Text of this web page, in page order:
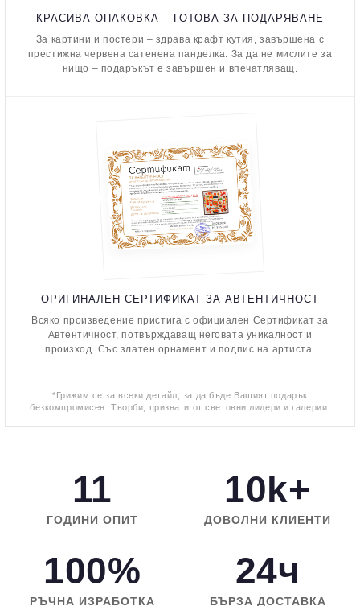
КРАСИВА ОПАКОВКА – ГОТОВА ЗА ПОДАРЯВАНЕ
За картини и постери – здрава крафт кутия, завършена с
престижна червена сатенена панделка. За да не мислите за
нищо – подаръкът е завършен и впечатляващ.
ОРИГИНАЛЕН СЕРТИФИКАТ ЗА АВТЕНТИЧНОСТ
Всяко произведение пристига с официален Сертификат за
Автентичност, потвърждаващ неговата уникалност и
произход. Със златен орнамент и подпис на артиста.
*Грижим се за всеки детайл, за да бъде Вашият подарък
безкомпромисен. Творби, признати от световни лидери и галерии.
11
ГОДИНИ ОПИТ
10k+
ДОВОЛНИ КЛИЕНТИ
100%
РЪЧНА ИЗРАБОТКА
24ч
БЪРЗА ДОСТАВКА